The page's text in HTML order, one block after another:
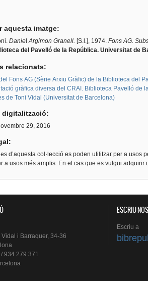
aquesta imatge:
DanielArgimon Granell. [S.l.], 1974.Fons AG.
del Pavelló de la República. Universitat de
relacionats:
Fons AG (Sèrie Arxiu Gràfic) de la Biblioteca del
gràfica diversa del CRAI. Biblioteca Pavelló de
de Toni Vidal (Universitat de Barcelona)
digitalització:
29, 2016
d’aquesta col·lecció es poden utilitzar per a
a usos més amplis. En el cas que es vulgui
Vidal i Barraquer, 34-36
934 279 371
ESCRIU-NOS
Escriu a